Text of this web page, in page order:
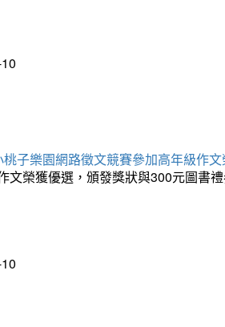
子樂園網路徵文競賽參加高年級作
文榮獲優選，頒發獎狀與300元圖書